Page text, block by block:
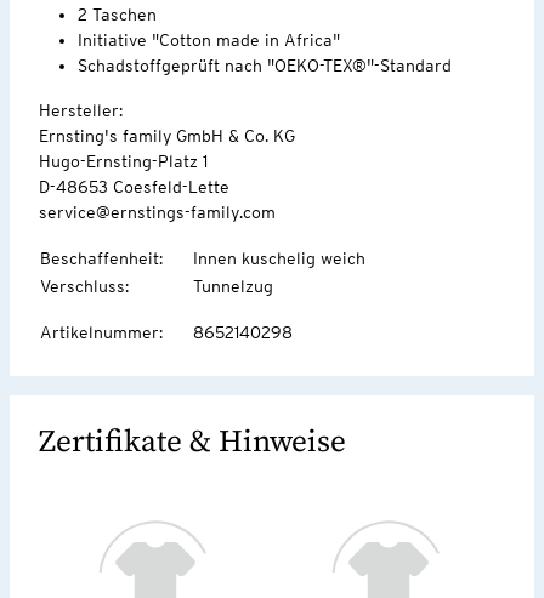
2 Taschen
Initiative "Cotton made in Africa"
Schadstoffgeprüft nach "OEKO-TEX®"-Standard
Hersteller:
Ernsting's family GmbH & Co. KG
Hugo-Ernsting-Platz 1
D-48653 Coesfeld-Lette
service@ernstings-family.com
Beschaffenheit:
Innen kuschelig weich
Verschluss: Tunnelzug
Artikelnummer: 8652140298
Zertifikate & Hinweise